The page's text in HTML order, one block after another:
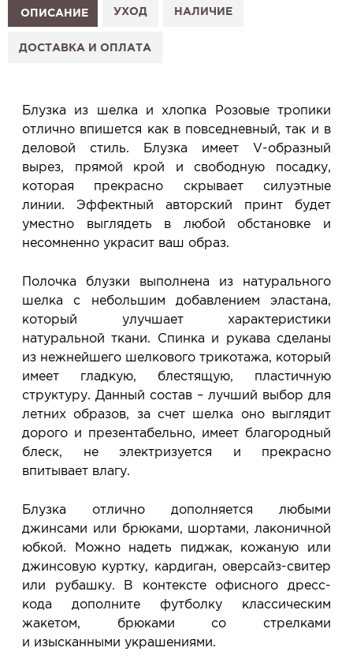
1. Выберите изделие на сайте.
2. Нажмите «Заказать примерку» и выберите салон.
3. Заполните форму и отправьте заявку.
Услуга бесплатная и ни к чему не обязывает: Вы
примеряете в салоне и уже на месте решаете,
покупать или нет.
Планируйте визит в удобное для Вас время -
резерв действует 5 дней.
ОПИСАНИЕ УХОД НАЛИЧИЕ
ДОСТАВКА И ОПЛАТА
Блузка из шелка и хлопка Розовые тропики
отлично впишется как в повседневный, так и в
деловой стиль. Блузка имеет V-образный
вырез, прямой крой и свободную посадку,
которая прекрасно скрывает силуэтные
линии. Эффектный авторский принт будет
уместно выглядеть в любой обстановке и
несомненно украсит ваш образ.
Полочка блузки выполнена из натурального
шелка с небольшим добавлением эластана,
который улучшает характеристики
натуральной ткани. Спинка и рукава сделаны
из нежнейшего шелкового трикотажа, который
имеет гладкую, блестящую, пластичную
структуру. Данный состав – лучший выбор для
летних образов, за счет шелка оно выглядит
дорого и презентабельно, имеет благородный
блеск, не электризуется и прекрасно
впитывает влагу.
Блузка отлично дополняется любыми
джинсами или брюками, шортами, лаконичной
юбкой. Можно надеть пиджак, кожаную или
джинсовую куртку, кардиган, оверсайз-свитер
или рубашку. В контексте офисного дресс-
кода дополните футболку классическим
жакетом, брюками со стрелками
и изысканными украшениями.